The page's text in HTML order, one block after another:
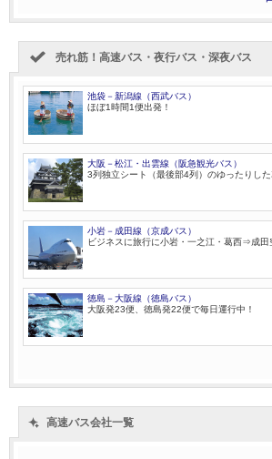
売れ筋！高速バス・夜行バス・深夜バス
池袋－新潟線（西武バス）
ほぼ1時間1便出発！
大阪－松江・出雲線（阪急観光バス）
3列独立シート（最後部4列）のゆったりした
小岩－成田線（京成バス）
ビジネスに旅行に小岩・一之江・葛西⇒成田
徳島－大阪線（徳島バス）
大阪発23便、徳島発22便で毎日運行中！
高速バス会社一覧